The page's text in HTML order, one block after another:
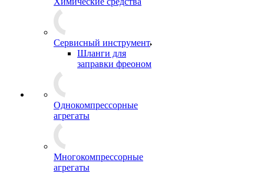
Сервисный инструмент
Шланги для
заправки фреоном
Однокомпрессорные
агрегаты
Многокомпрессорные
агрегаты